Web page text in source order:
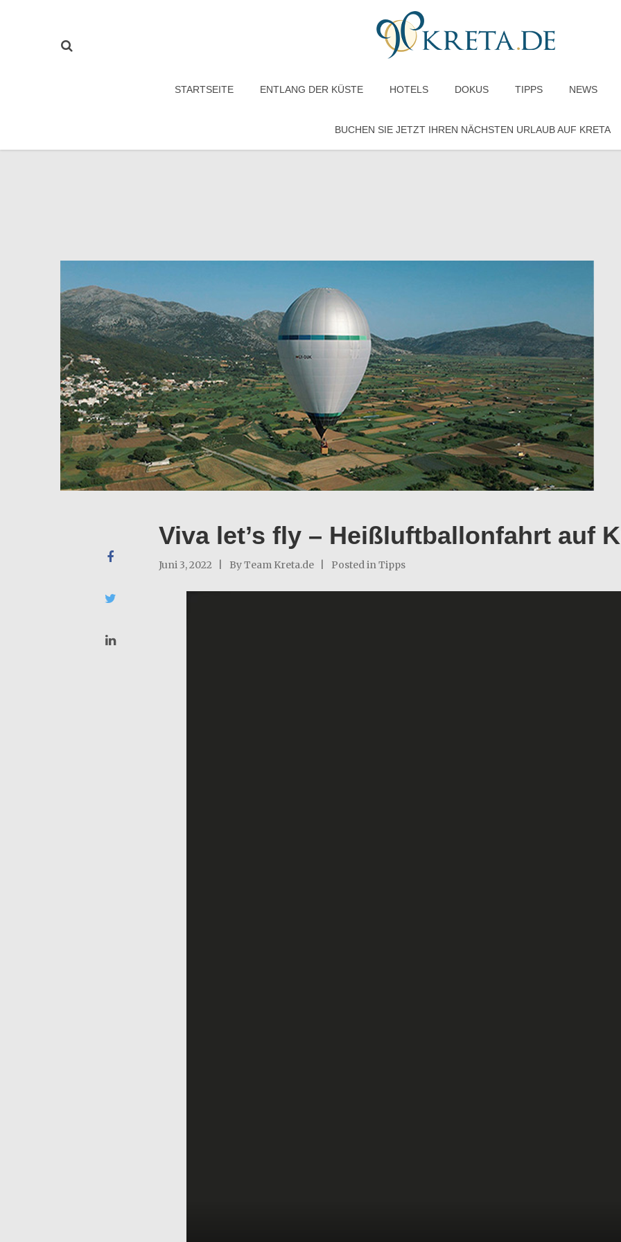
STARTSEITE ENTLANG DER KÜSTE HOTELS DOKUS TIPPS NEWS
BUCHEN SIE JETZT IHREN NÄCHSTEN URLAUB AUF KRETA
Viva let’s fly – Heißluftballonfahrt auf
Juni 3, 2022 ByTeam Kreta.de Posted inTipps